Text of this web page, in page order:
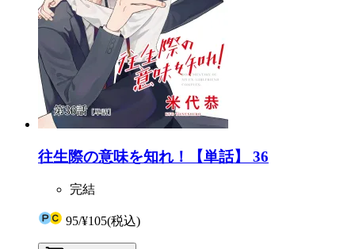
往生際の意味を知れ！【単話】 36
完結
95/¥105(税込)